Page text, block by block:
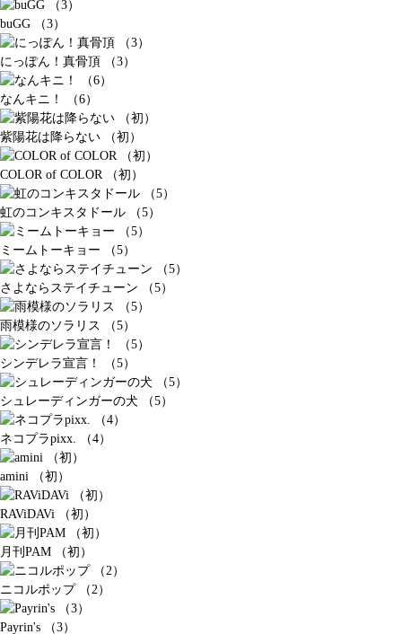
buGG （3）
にっぽん！真骨頂 （3）
なんキニ！ （6）
紫陽花は降らない （初）
COLOR of COLOR （初）
虹のコンキスタドール （5）
ミームトーキョー （5）
さよならステイチューン （5）
雨模様のソラリス （5）
シンデレラ宣言！ （5）
シュレーディンガーの犬 （5）
ネコプラpixx. （4）
amini （初）
RAViDAVi （初）
月刊PAM （初）
ニコルポップ （2）
Payrin's （3）